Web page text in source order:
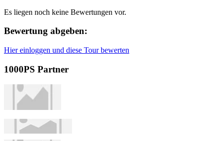
Es liegen noch keine Bewertungen vor.
Bewertung abgeben:
Hier einloggen und diese Tour bewerten
1000PS Partner